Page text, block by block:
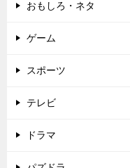
おもしろ・ネタ
ゲーム
スポーツ
テレビ
ドラマ